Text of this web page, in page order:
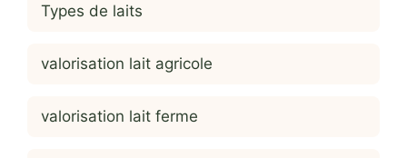
Types de laits
valorisation lait agricole
valorisation lait ferme